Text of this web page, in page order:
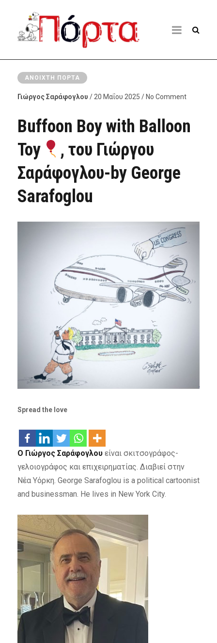
ΑΝΟΙΧΤΉ ΠΌΡΤΑ
Γιώργος Σαράφογλου / 20 Μαΐου 2025 / No Comment
Buffoon Boy with Balloon
Toy
, του Γιώργου
Σαράφογλου-by George
Sarafoglou
Spread the love
Ο Γιώργος Σαράφογλουείναι σκιτσογράφος-
γελοιογράφος και επιχειρηματίας. Διαβιεί στην
Νέα Υόρκη. George Sarafoglou is a political cartoonist
and businessman. He lives in New York City.